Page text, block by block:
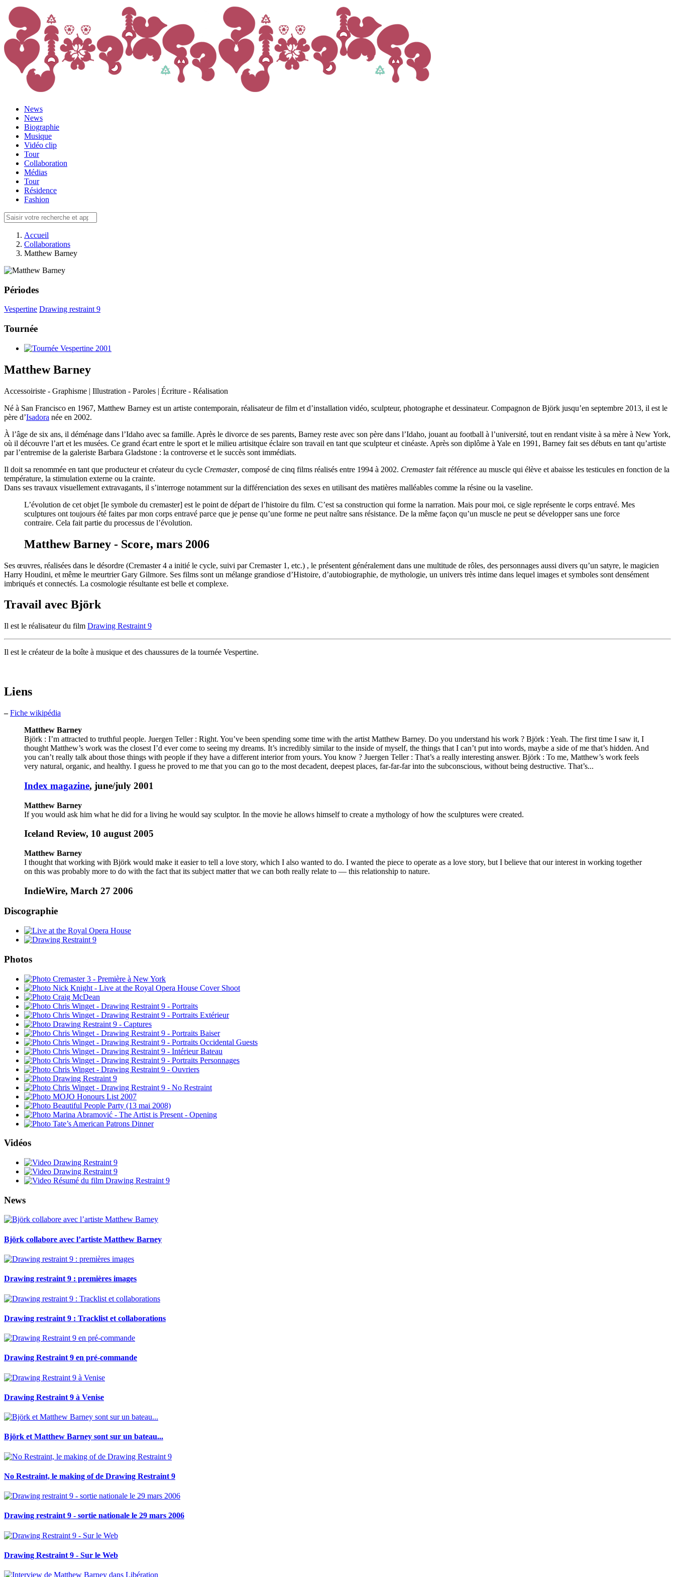
News
News
Biographie
Musique
Vidéo clip
Tour
Collaboration
Médias
Tour
Résidence
Fashion
Accueil
Collaborations
Matthew Barney
Périodes
Vespertine Drawing restraint 9
Tournée
Matthew Barney
Accessoiriste - Graphisme | Illustration - Paroles | Écriture - Réalisation
Né à San Francisco en 1967, Matthew Barney est un artiste contemporain, réalisateur de film et d’installation vidéo, sculpteur, photographe et dessinateur. Compagnon de Björk jusqu’en septembre 2013, il est le
père d’Isadora née en 2002.
À l’âge de six ans, il déménage dans l’Idaho avec sa famille. Après le divorce de ses parents, Barney reste avec son père dans l’Idaho, jouant au football à l’université, tout en rendant visite à sa mère à New York,
où il découvre l’art et les musées. Ce grand écart entre le sport et le milieu artisitque éclaire son travail en tant que sculpteur et cinéaste. Après son diplôme à Yale en 1991, Barney fait ses débuts en tant qu’artiste
par l’entremise de la galeriste Barbara Gladstone : la controverse et le succès sont immédiats.
Il doit sa renommée en tant que producteur et créateur du cycle Cremaster, composé de cinq films réalisés entre 1994 à 2002. Cremasterfait référence au muscle qui élève et abaisse les testicules en fonction de la
température, la stimulation externe ou la crainte.
Dans ses travaux visuellement extravagants, il s’interroge notamment sur la différenciation des sexes en utilisant des matières malléables comme la résine ou la vaseline.
L’évolution de cet objet [le symbole du cremaster] est le point de départ de l’histoire du film. C’est sa construction qui forme la narration. Mais pour moi, ce sigle représente le corps entravé. Mes
sculptures ont toujours été faites par mon corps entravé parce que je pense qu’une forme ne peut naître sans résistance. De la même façon qu’un muscle ne peut se développer sans une force
contraire. Cela fait partie du processus de l’évolution.
Matthew Barney - Score, mars 2006
Ses œuvres, réalisées dans le désordre (Cremaster 4 a initié le cycle, suivi par Cremaster 1, etc.) , le présentent généralement dans une multitude de rôles, des personnages aussi divers qu’un satyre, le magicien
Harry Houdini, et même le meurtrier Gary Gilmore. Ses films sont un mélange grandiose d’Histoire, d’autobiographie, de mythologie, un univers très intime dans lequel images et symboles sont densément
imbriqués et connectés. La cosmologie résultante est belle et complexe.
Travail avec Björk
Il est le réalisateur du film Drawing Restraint 9
Il est le créateur de la boîte à musique et des chaussures de la tournée Vespertine.
Liens
– Fiche wikipédia
Matthew Barney
Björk : I’m attracted to truthful people. Juergen Teller : Right. You’ve been spending some time with the artist Matthew Barney. Do you understand his work ? Björk : Yeah. The first time I saw it, I
thought Matthew’s work was the closest I’d ever come to seeing my dreams. It’s incredibly similar to the inside of myself, the things that I can’t put into words, maybe a side of me that’s hidden. And
you can’t really talk about those things with people if they have a different interior from yours. You know ? Juergen Teller : That’s a really interesting answer. Björk : To me, Matthew’s work feels
very natural, organic, and healthy. I guess he proved to me that you can go to the most decadent, deepest places, far-far-far into the subconscious, without being destructive. That’s...
Index magazine, june/july 2001
Matthew Barney
If you would ask him what he did for a living he would say sculptor. In the movie he allows himself to create a mythology of how the sculptures were created.
Iceland Review, 10 august 2005
Matthew Barney
I thought that working with Björk would make it easier to tell a love story, which I also wanted to do. I wanted the piece to operate as a love story, but I believe that our interest in working together
on this was probably more to do with the fact that its subject matter that we can both really relate to — this relationship to nature.
IndieWire, March 27 2006
Discographie
Photos
Vidéos
News
Björk collabore avec l’artiste Matthew Barney
Drawing restraint 9 : premières images
Drawing restraint 9 : Tracklist et collaborations
Drawing Restraint 9 en pré-commande
Drawing Restraint 9 à Venise
Björk et Matthew Barney sont sur un bateau...
No Restraint, le making of de Drawing Restraint 9
Drawing restraint 9 - sortie nationale le 29 mars 2006
Drawing Restraint 9 - Sur le Web